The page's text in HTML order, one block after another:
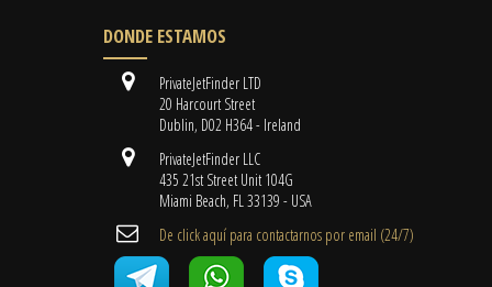
DONDE ESTAMOS
PrivateJetFinder LTD
20 Harcourt Street
Dublin, D02 H364 - Ireland
PrivateJetFinder LLC
435 21st Street Unit 104G
Miami Beach, FL 33139 - USA
De click aquí para contactarnos por email ​(24/7)